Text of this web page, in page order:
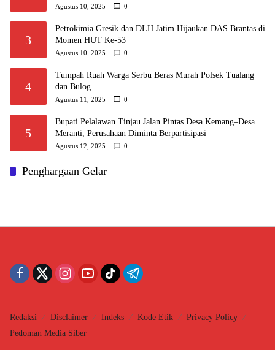
HUT RI
Agustus 10, 2025 0
3
Petrokimia Gresik dan DLH Jatim Hijaukan DAS Brantas di
Momen HUT Ke-53
Agustus 10, 2025 0
4
Tumpah Ruah Warga Serbu Beras Murah Polsek Tualang
dan Bulog
Agustus 11, 2025 0
5
Bupati Pelalawan Tinjau Jalan Pintas Desa Kemang–Desa
Meranti, Perusahaan Diminta Berpartisipasi
Agustus 12, 2025 0
Penghargaan Gelar
Redaksi Disclaimer Indeks Kode Etik
Privacy Policy
Pedoman Media Siber